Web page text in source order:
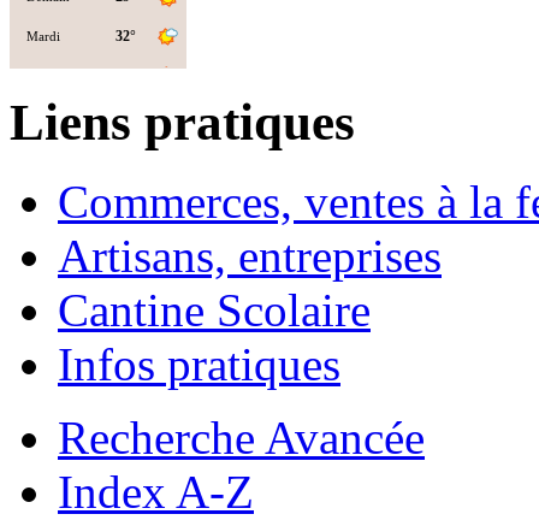
Liens pratiques
Commerces, ventes à la
Artisans, entreprises
Cantine Scolaire
Infos pratiques
Recherche Avancée
Index A-Z